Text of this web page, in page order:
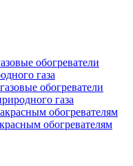
обогреватели
газа
обогреватели
газа
обогревателям
обогревателям